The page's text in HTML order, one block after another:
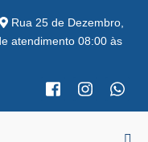
Rua 25 de Dezembro,
atendimento 08:00 às